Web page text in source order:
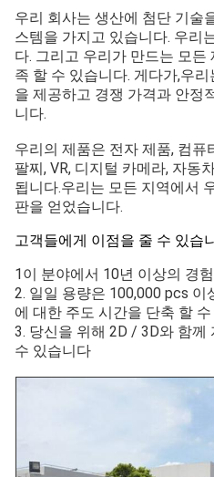
우리 회사는 생산에 첨단 기술
스템을 가지고 있습니다. 우리
다. 그리고 우리가 만드는 모든
족 할 수 있습니다. 게다가,우
을 제공하고 경쟁 가격과 안정
니다.
우리의 제품은 전자 제품, 컴퓨
팔찌, VR, 디지털 카메라, 자동
됩니다.우리는 모든 지역에서
판을 얻었습니다.
고객들에게 이점을 줄 수 있습
1이 분야에서 10년 이상의 경
2. 일일 용량은 100,000 pcs 이
에 대한 주도 시간을 단축 할
3. 당신을 위해 2D / 3D와 함께
수 있습니다